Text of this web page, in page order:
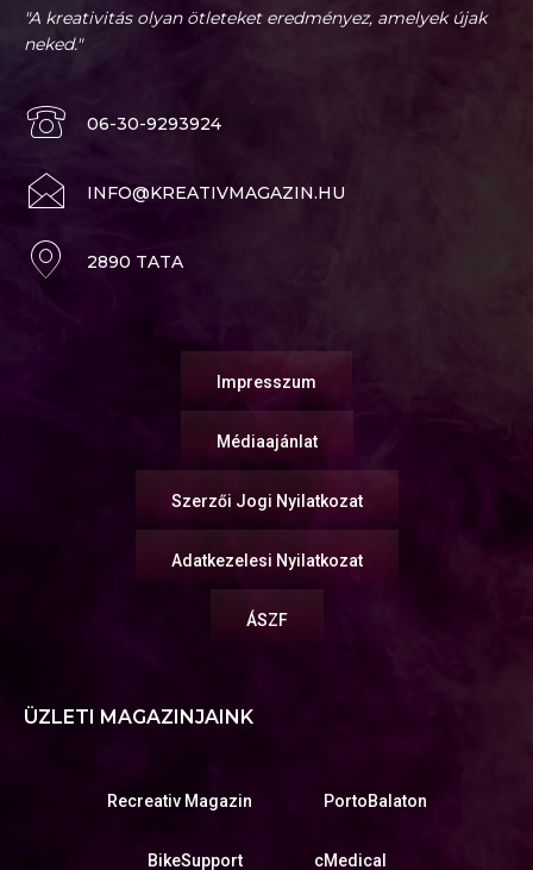
"A kreativitás olyan ötleteket eredményez, amelyek újak
neked."
06-30-9293924
INFO@KREATIVMAGAZIN.HU
2890 TATA
Impresszum
Médiaajánlat
Szerzői Jogi Nyilatkozat
Adatkezelesi Nyilatkozat
ÁSZF
ÜZLETI MAGAZINJAINK
Recreativ Magazin PortoBalaton
BikeSupport cMedical